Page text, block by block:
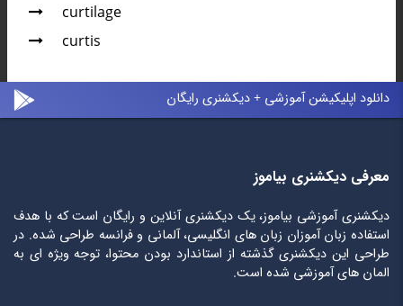
curtilage
curtis
دانلود اپلیکیشن آموزشی + دیکشنری رایگان
معرفی دیکشنری بیاموز
دیکشنری آموزشی بیاموز، یک دیکشنری آنلاین و رایگان است که با هدف
استفاده زبان آموزان زبان های انگلیسی، آلمانی و فرانسه طراحی شده. در
طراحی این دیکشنری گذشته از استاندارد بودن محتوا، توجه ویژه ای به
المان های آموزشی شده است.